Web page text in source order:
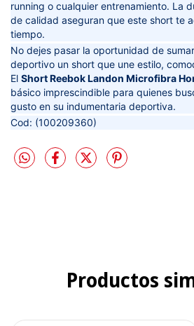
running o cualquier entrenamiento. La
de calidad aseguran que este short te
tiempo.
No dejes pasar la oportunidad de
deportivo un short que une estilo,
El Short Reebok Landon Microfibra
básico imprescindible para quienes
gusto en su indumentaria deportiva.
Cod: (100209360)
Productos